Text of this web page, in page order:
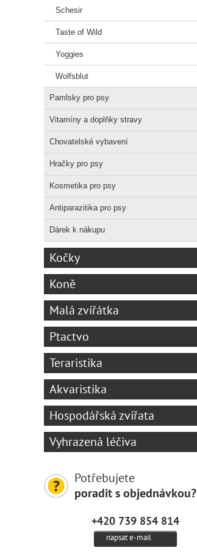
Schesir
Taste of Wild
Yoggies
Wolfsblut
Pamlsky pro psy
Vitamíny a doplňky stravy
Chovatelské vybavení
Hračky pro psy
Kosmetika pro psy
Antiparazitika pro psy
Dárek k nákupu
Kočky
Koně
Malá zvířátka
Ptactvo
Teraristika
Akvaristika
Hospodářská zvířata
Vyhrazená léčiva
Potřebujete
poradit s objednávkou?
+420 739 854 814
napsat e-mail